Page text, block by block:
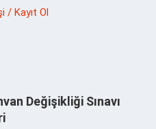
/ Kayıt Ol
Değişikliği Sınavı